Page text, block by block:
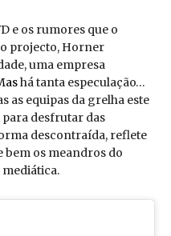
e os rumores que o
projecto, Horner
uma empresa
há tanta especulação…
as equipas da grelha este
para desfrutar das
descontraída, reflete
bem os meandros do
mediática.